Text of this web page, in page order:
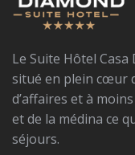
Le Suite Hôtel
situé en plein cœur
d’affaires et à
et de la médina ce
séjours.